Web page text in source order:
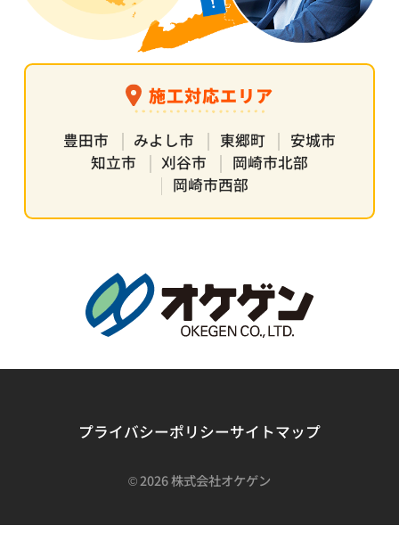
施工対応エリア
豊田市 みよし市 東郷町
安城市
知立市
刈谷市
岡崎市北部
岡崎市西部
プライバシーポリシーサイトマップ
©2026 株式会社オケゲン